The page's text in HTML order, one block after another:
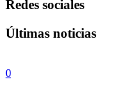
Redes sociales
Últimas noticias
0